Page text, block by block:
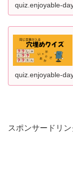
quiz.enjoyable-
quiz.enjoyable-
スポンサードリン